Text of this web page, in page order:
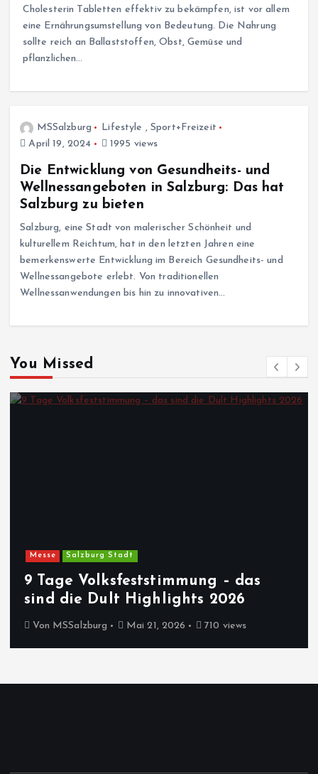
Cholesterin Tabletten effektiv zu bekämpfen, ist vor allem
eine Ernährungsumstellung von Bedeutung. Die Nahrung
sollte reich an Ballaststoffen, Obst, Gemüse und
pflanzlichen…
MSSalzburg Lifestyle , Sport+Freizeit
April 19, 2024
1995 views
Die Entwicklung von Gesundheits- und
Wellnessangeboten in Salzburg: Das hat
Salzburg zu bieten
Salzburg, eine Stadt von malerischer Schönheit und
kulturellem Reichtum, hat in den letzten Jahren eine
bemerkenswerte Entwicklung im Bereich Gesundheits- und
Wellnessangebote erlebt. Von traditionellen
Wellnessanwendungen bis hin zu innovativen…
You Missed
Messe Salzburg Stadt
9 Tage Volksfeststimmung – das
sind die Dult Highlights 2026
Von MSSalzburg Mai 21, 2026 710 views